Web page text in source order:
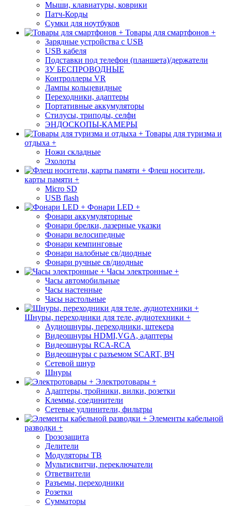
Мыши, клавиатуры, коврики
Патч-Корды
Сумки для ноутбуков
Товары для смартфонов +
Зарядные устройства с USB
USB кабеля
Подставки под телефон (планшета)/держатели
ЗУ БЕСПРОВОДНЫЕ
Контроллеры VR
Лампы кольцевидные
Переходники, адаптеры
Портативные аккумуляторы
Стилусы, триподы, селфи
ЭНДОСКОПЫ-КАМЕРЫ
Товары для туризма и
отдыха +
Ножи складные
Эхолоты
Флеш носители,
карты памяти +
Micro SD
USB flash
Фонари LED +
Фонари аккумуляторные
Фонари брелки, лазерные указки
Фонари велосипедные
Фонари кемпинговые
Фонари налобные св/диодные
Фонари ручные св/диодные
Часы электронные +
Часы автомобильные
Часы настенные
Часы настольные
Шнуры, переходники для теле, аудиотехники +
Аудиошнуры, переходники, штекера
Видеошнуры HDMI,VGA, адаптеры
Видеошнуры RCA-RCA
Видеошнуры с разъемом SCART, ВЧ
Сетевой шнур
Шнуры
Электротовары +
Адаптеры, тройники, вилки, розетки
Клеммы, соединители
Сетевые удлинители, фильтры
Элементы кабельной
разводки +
Грозозащита
Делители
Модуляторы ТВ
Мультисвитчи, переключатели
Ответвители
Разъемы, переходники
Розетки
Сумматоры